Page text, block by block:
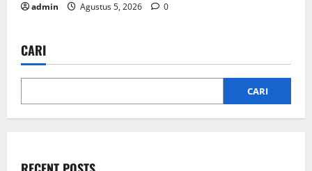
admin Agustus 5, 2026 0
CARI
CARI